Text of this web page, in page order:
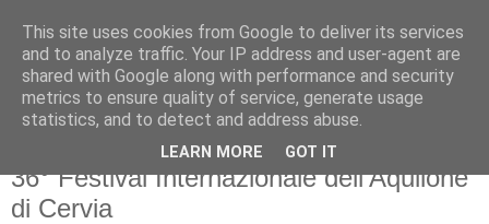
venerdì 22 aprile 2016
36° Festival Internazionale dell'Aquilone
di Cervia
This site uses cookies from Google to deliver its services
and to analyze traffic. Your IP address and user-agent are
shared with Google along with performance and security
metrics to ensure quality of service, generate usage
statistics, and to detect and address abuse.
LEARN MORE GOT IT